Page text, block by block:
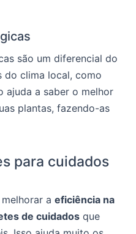
são um diferencial do
do clima local, como
ajuda a saber o melhor
plantas, fazendo-as
para cuidados
a eficiência na
de cuidados que